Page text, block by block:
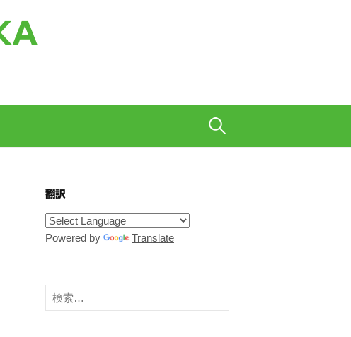
題も織り交ぜて、ご陽気に。
検
翻訳
Powered by Translate
検
索: